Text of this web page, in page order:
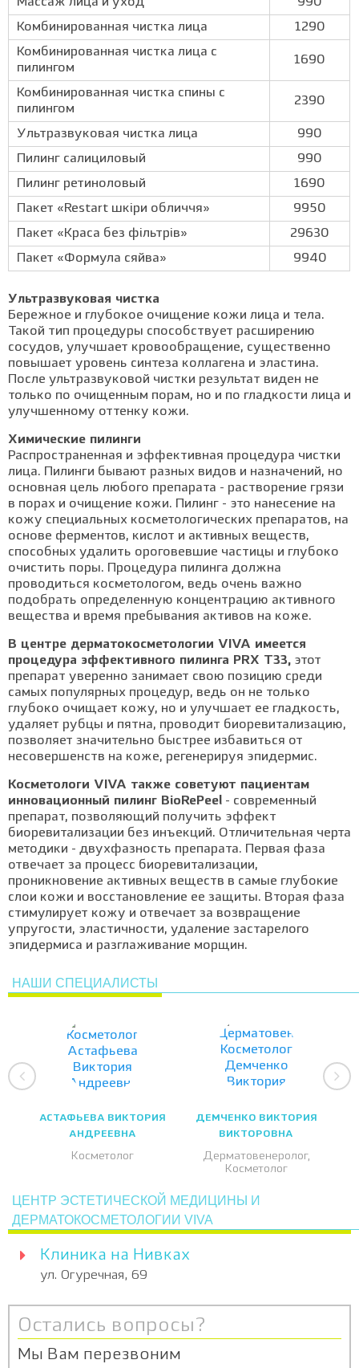
Комбинированная чистка лица
1290
Комбинированная чистка лица с
пилингом
1690
Комбинированная чистка спины с
пилингом
2390
Ультразвуковая чистка лица
990
Пилинг салициловый
990
Пилинг ретиноловый
1690
Пакет «Restart шкіри обличчя»
9950
Пакет «Краса без фільтрів»
29630
Пакет «Формула сяйва»
9940
Ультразвуковая чистка
Бережное и глубокое очищение кожи лица и тела.
Такой тип процедуры способствует расширению
сосудов, улучшает кровообращение, существенно
повышает уровень синтеза коллагена и эластина.
После ультразвуковой чистки результат виден не
только по очищенным порам, но и по гладкости лица и
улучшенному оттенку кожи.
Химические пилинги
Распространенная и эффективная процедура чистки
лица. Пилинги бывают разных видов и назначений, но
основная цель любого препарата - растворение грязи
в порах и очищение кожи. Пилинг - это нанесение на
кожу специальных косметологических препаратов, на
основе ферментов, кислот и активных веществ,
способных удалить ороговевшие частицы и глубоко
очистить поры. Процедура пилинга должна
проводиться косметологом, ведь очень важно
подобрать определенную концентрацию активного
вещества и время пребывания активов на коже.
В центре дерматокосметологии VIVA имеется
процедура эффективного пилинга PRX T33, этот
препарат уверенно занимает свою позицию среди
самых популярных процедур, ведь он не только
глубоко очищает кожу, но и улучшает ее гладкость,
удаляет рубцы и пятна, проводит биоревитализацию,
позволяет значительно быстрее избавиться от
несовершенств на коже, регенерируя эпидермис.
Косметологи VIVA также советуют пациентам
инновационный пилинг BioRePeel - современный
препарат, позволяющий получить эффект
биоревитализации без инъекций. Отличительная черта
методики - двухфазность препарата. Первая фаза
отвечает за процесс биоревитализации,
проникновение активных веществ в самые глубокие
слои кожи и восстановление ее защиты. Вторая фаза
стимулирует кожу и отвечает за возвращение
упругости, эластичности, удаление застарелого
эпидермиса и разглаживание морщин.
НАШИ СПЕЦИАЛИСТЫ
АСТАФЬЕВА ВИКТОРИЯ
АНДРЕЕВНА
Косметолог
ДЕМЧЕНКО ВИКТОРИЯ
ВИКТОРОВНА
Дерматовенеролог,
Косметолог
ЦЕНТР ЭСТЕТИЧЕСКОЙ МЕДИЦИНЫ И
ДЕРМАТОКОСМЕТОЛОГИИ VIVA
Клиника на Нивках
ул. Огуречная, 69
Остались вопросы?
Мы Вам перезвоним